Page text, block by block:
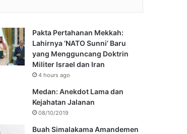
Pakta Pertahanan Mekkah:
Lahirnya ‘NATO Sunni’ Baru
yang Mengguncang Doktrin
Militer Israel dan Iran
4 hours ago
Medan: Anekdot Lama dan
Kejahatan Jalanan
08/10/2019
Buah Simalakama Amandemen